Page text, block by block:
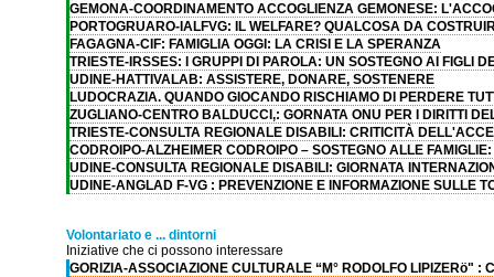
GEMONA-COORDINAMENTO ACCOGLIENZA GEMONESE:
PORTOGRUARO-IALFVG: IL WELFARE? QUALCOSA DA
FAGAGNA-CIF: FAMIGLIA OGGI: LA CRISI E LA SPERANZA
TRIESTE-IRSSES: I GRUPPI DI PAROLA: UN SOSTEGNO AI FIGLI
UDINE-HATTIVALAB: ASSISTERE, DONARE, SOSTENERE
LUDOCRAZIA. QUANDO GIOCANDO RISCHIAMO DI PERDERE
ZUGLIANO-CENTRO BALDUCCI,: GORNATA ONU PER I DIRITTI
TRIESTE-CONSULTA REGIONALE DISABILI: CRITICITÀ
CODROIPO-ALZHEIMER CODROIPO – SOSTEGNO ALLE
UDINE-CONSULTA REGIONALE DISABILI: GIORNATA
UDINE-ANGLAD F-VG : PREVENZIONE E INFORMAZIONE SULLE
Volontariato e ... dintorni
Iniziative che ci possono interessare
GORIZIA-ASSOCIAZIONE CULTURALE “M° RODOLFO LIPIZERö" :